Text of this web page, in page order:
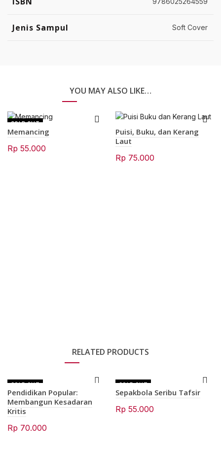
Jenis Sampul Soft Cover
YOU MAY ALSO LIKE…
SOLD OUT
Memancing
Rp 55.000
Puisi, Buku, dan Kerang
Laut
Rp 75.000
RELATED PRODUCTS
SOLD OUT
Pendidikan Popular:
Membangun Kesadaran
Kritis
Rp 70.000
SOLD OUT
Sepakbola Seribu Tafsir
Rp 55.000